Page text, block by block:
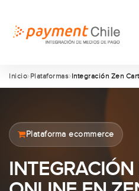
Inicio Plataformas Integración Zen Cart
Plataforma ecommerce